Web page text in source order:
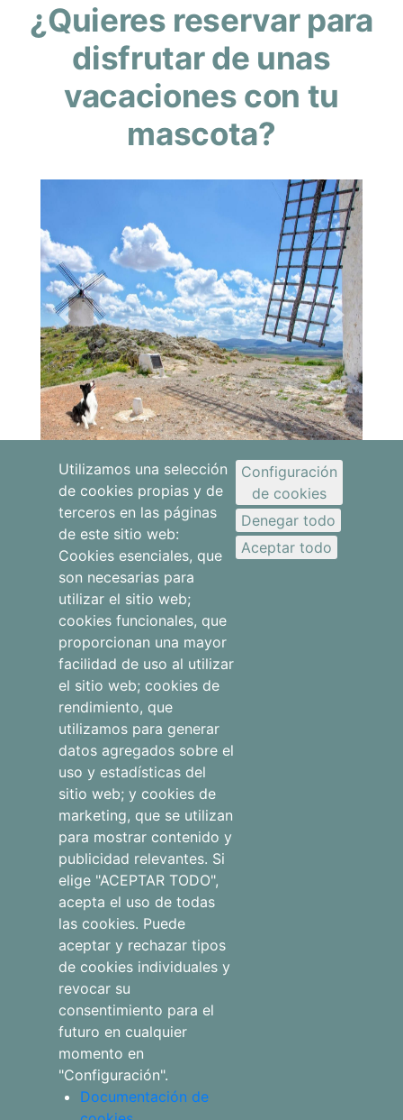
¿Quieres reservar para
disfrutar de unas
vacaciones con tu
mascota?
Previous Next
Si quieres beneficiarte de las mejores
ofertas, envíanos un email a
info@oncemolinos.comy estaremos
encantados de ayudarte.
Utilizamos una selección
de cookies propias y de
terceros en las páginas
de este sitio web:
Cookies esenciales, que
son necesarias para
utilizar el sitio web;
cookies funcionales, que
proporcionan una mayor
facilidad de uso al utilizar
el sitio web; cookies de
rendimiento, que
utilizamos para generar
datos agregados sobre el
uso y estadísticas del
sitio web; y cookies de
marketing, que se utilizan
para mostrar contenido y
publicidad relevantes. Si
elige "ACEPTAR TODO",
acepta el uso de todas
las cookies. Puede
aceptar y rechazar tipos
de cookies individuales y
revocar su
consentimiento para el
futuro en cualquier
momento en
"Configuración".
Documentación de
Configuración
de cookies
Denegar todo
Aceptar todo
Apartamentos
alojamientos
Blog
Qué hacer
Tienda
Aviso legal
Política de
privacidad
Política de